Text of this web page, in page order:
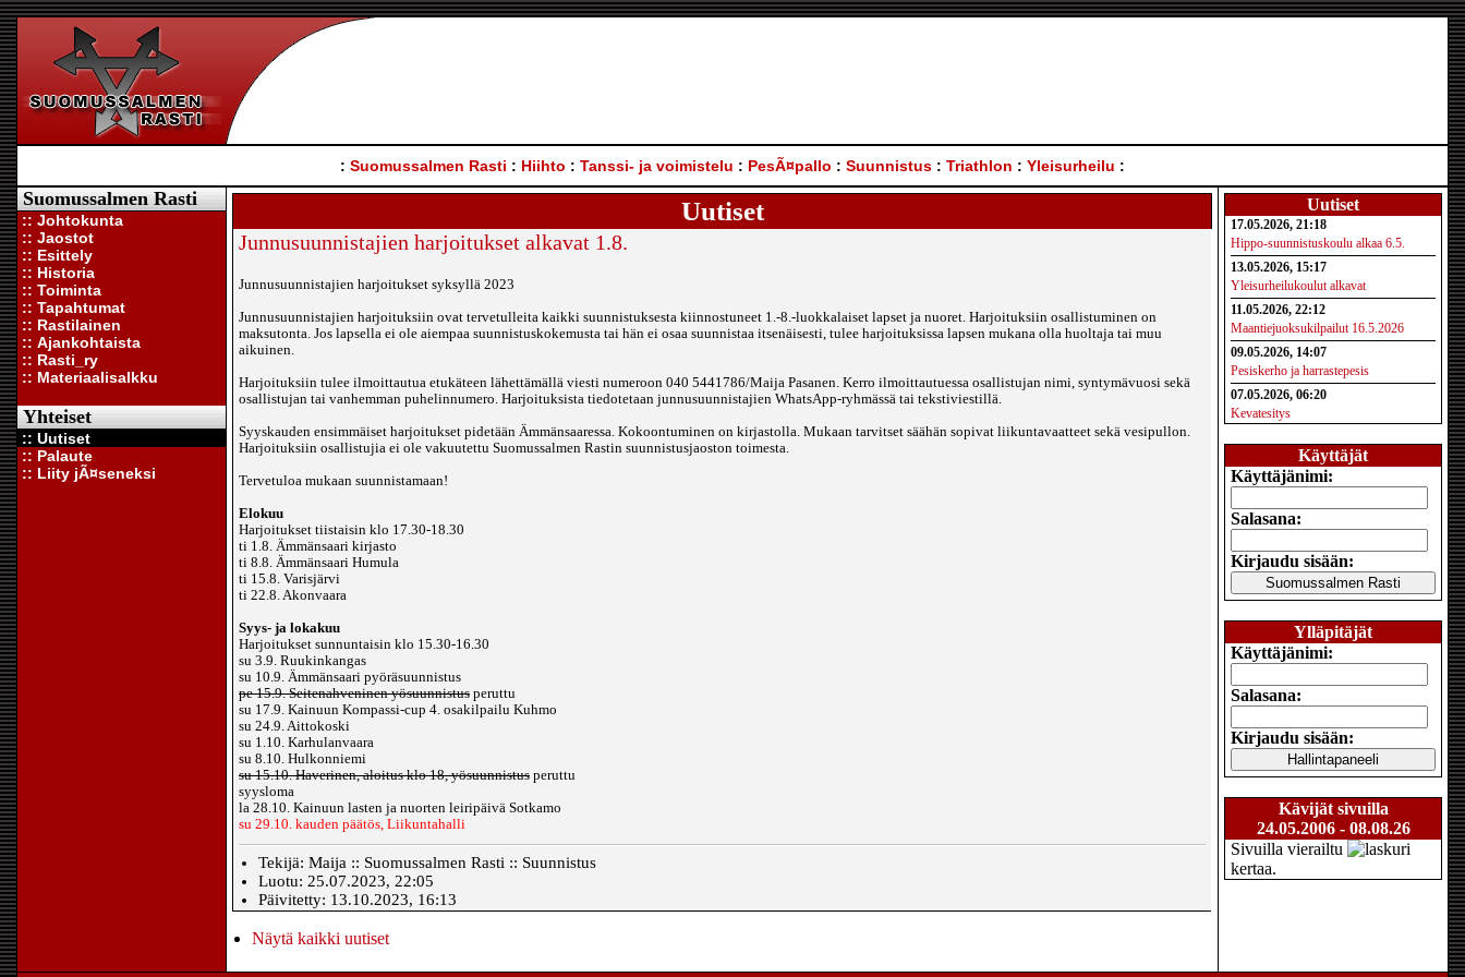
: Suomussalmen Rasti : Hiihto : Tanssi- ja voimistelu : PesÃ¤pallo : Suunnistus : Triathlon : Yleisurheilu :
Suomussalmen Rasti
:: Johtokunta
:: Jaostot
:: Esittely
:: Historia
:: Toiminta
:: Tapahtumat
:: Rastilainen
:: Ajankohtaista
:: Rasti_ry
:: Materiaalisalkku
Yhteiset
:: Uutiset
:: Palaute
:: Liity jÃ¤seneksi
Uutiset
Junnusuunnistajien harjoitukset alkavat 1.8.
Junnusuunnistajien harjoitukset syksyllä 2023
Junnusuunnistajien harjoituksiin ovat tervetulleita kaikki suunnistuksesta kiinnostuneet 1.-8.-luokkalaiset lapset ja nuoret. Harjoituksiin osallistuminen on
maksutonta. Jos lapsella ei ole aiempaa suunnistuskokemusta tai hän ei osaa suunnistaa itsenäisesti, tulee harjoituksissa lapsen mukana olla huoltaja tai muu
aikuinen.
Harjoituksiin tulee ilmoittautua etukäteen lähettämällä viesti numeroon 040 5441786/Maija Pasanen. Kerro ilmoittautuessa osallistujan nimi, syntymävuosi sekä
osallistujan tai vanhemman puhelinnumero. Harjoituksista tiedotetaan junnusuunnistajien WhatsApp-ryhmässä tai tekstiviestillä.
Syyskauden ensimmäiset harjoitukset pidetään Ämmänsaaressa. Kokoontuminen on kirjastolla. Mukaan tarvitset säähän sopivat liikuntavaatteet sekä vesipullon.
Harjoituksiin osallistujia ei ole vakuutettu Suomussalmen Rastin suunnistusjaoston toimesta.
Tervetuloa mukaan suunnistamaan!
Elokuu
Harjoitukset tiistaisin klo 17.30-18.30
ti 1.8. Ämmänsaari kirjasto
ti 8.8. Ämmänsaari Humula
ti 15.8. Varisjärvi
ti 22.8. Akonvaara
Syys- ja lokakuu
Harjoitukset sunnuntaisin klo 15.30-16.30
su 3.9. Ruukinkangas
su 10.9. Ämmänsaari pyöräsuunnistus
pe 15.9. Seitenahveninen yösuunnistus peruttu
su 17.9. Kainuun Kompassi-cup 4. osakilpailu Kuhmo
su 24.9. Aittokoski
su 1.10. Karhulanvaara
su 8.10. Hulkonniemi
su 15.10. Haverinen, aloitus klo 18, yösuunnistus peruttu
syysloma
la 28.10. Kainuun lasten ja nuorten leiripäivä Sotkamo
su 29.10. kauden päätös, Liikuntahalli
Tekijä: Maija :: Suomussalmen Rasti :: Suunnistus
Luotu: 25.07.2023, 22:05
Päivitetty: 13.10.2023, 16:13
Näytä kaikki uutiset
Uutiset
17.05.2026, 21:18
Hippo-suunnistuskoulu alkaa 6.5.
13.05.2026, 15:17
Yleisurheilukoulut alkavat
11.05.2026, 22:12
Maantiejuoksukilpailut 16.5.2026
09.05.2026, 14:07
Pesiskerho ja harrastepesis
07.05.2026, 06:20
Kevatesitys
Käyttäjät
Käyttäjänimi:
Salasana:
Kirjaudu sisään:
Ylläpitäjät
Käyttäjänimi:
Salasana:
Kirjaudu sisään:
Kävijät sivuilla
24.05.2006 - 08.08.26
Sivuilla vierailtu
kertaa.